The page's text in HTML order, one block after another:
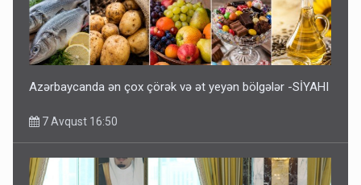
Azərbaycanda ən çox çörək və ət yeyən bölgələr -SİYAHI
7 Avqust 16:50